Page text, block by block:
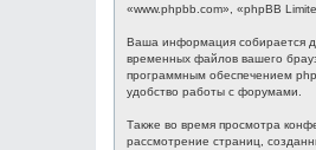
«www.phpbb.com», «phpBB
Ваша информация собирается
временных файлов вашего
программным обеспечением
удобство работы с форумами.
Также во время просмотра
рассмотрение страниц,